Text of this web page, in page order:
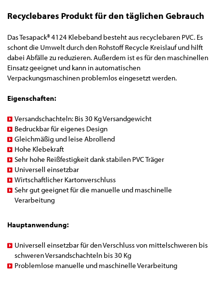
Recyclebares Produkt für den täglichen Gebrauch
Das Tesapack® 4124 Klebeband besteht aus recyclebaren PVC. Es
schont die Umwelt durch den Rohstoff Recycle Kreislauf und hilft
dabei Abfälle zu reduzieren. Außerdem ist es für den maschinellen
Einsatz geeignet und kann in automatischen
Verpackungsmaschinen problemlos eingesetzt werden.
Eigenschaften:
Versandschachteln: Bis 30 Kg Versandgewicht
Bedruckbar für eigenes Design
Gleichmäßig und leise Abrollend
Hohe Klebekraft
Sehr hohe Reißfestigkeit dank stabilen PVC Träger
Universell einsetzbar
Wirtschaftlicher Kartonverschluss
Sehr gut geeignet für die manuelle und maschinelle
Verarbeitung
Hauptanwendung:
Universell einsetzbar für den Verschluss von mittelschweren bis
schweren Versandschachteln bis 30 Kg
Problemlose manuelle und maschinelle Verarbeitung